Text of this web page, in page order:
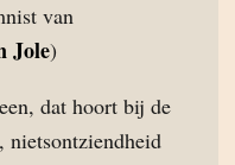
van
Jole)
dat hoort bij de
nietsontziendheid